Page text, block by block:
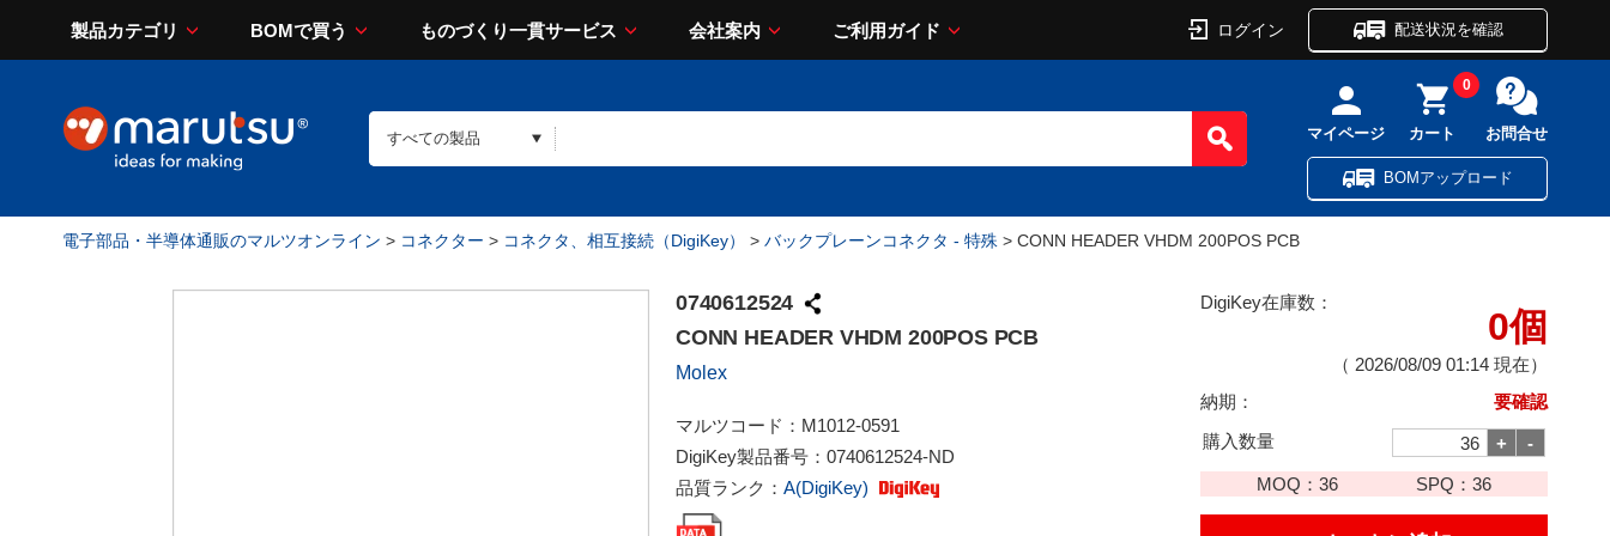
製品カテゴリ BOMで買う ものづくり一貫サービス 会社案内 ご利用ガイド ログイン 配送状況を確認
マイページ カート
0
お問合せ
BOMアップロード
電子部品・半導体通販のマルツオンライン > コネクター > コネクタ、相互接続（DigiKey） > バックプレーンコネクタ - 特殊 > CONN HEADER VHDM 200POS PCB
0740612524
CONN HEADER VHDM 200POS PCB
Molex
マルツコード： M1012-0591
DigiKey製品番号： 0740612524-ND
品質ランク： A(DigiKey)
DigiKey在庫数：
0個
（ 2026/08/09 01:14 現在）
納期：
要確認
購入数量
MOQ：36 SPQ： 36